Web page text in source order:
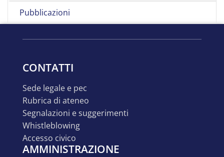
Pubblicazioni
CONTATTI
sede legale e pec
rubrica di ateneo
segnalazioni e suggerimenti
whistleblowing
accesso civico
AMMINISTRAZIONE